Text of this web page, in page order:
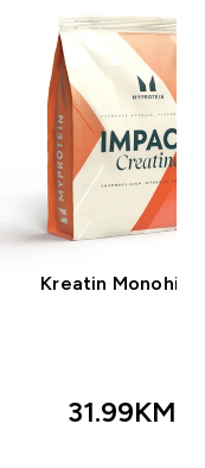
Kreatin
31.99KM‎